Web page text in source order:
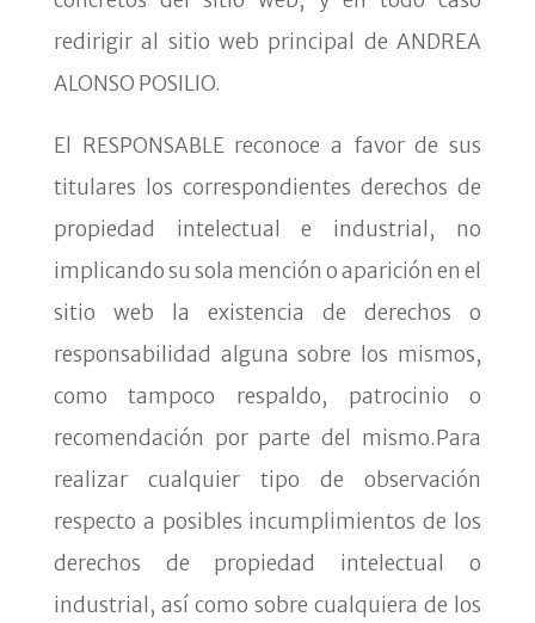
redirigir al sitio web principal de ANDREA
ALONSO POSILIO.
El RESPONSABLE reconoce a favor de sus
titulares los correspondientes derechos de
propiedad intelectual e industrial, no
implicando su sola mención o aparición en el
sitio web la existencia de derechos o
responsabilidad alguna sobre los mismos,
como tampoco respaldo, patrocinio o
recomendación por parte del mismo.Para
realizar cualquier tipo de observación
respecto a posibles incumplimientos de los
derechos de propiedad intelectual o
industrial, así como sobre cualquiera de los